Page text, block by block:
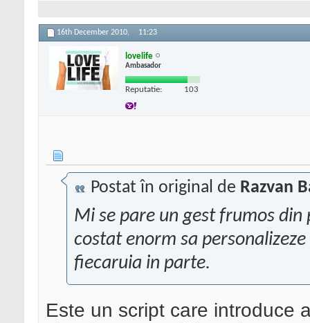
16th December 2010, 11:23
lovelife
Ambasador
Reputatie: 103
Postat în original de Razvan
Mi se pare un gest frumos din
costat enorm sa
fiecaruia in parte.
Este un script care introduce